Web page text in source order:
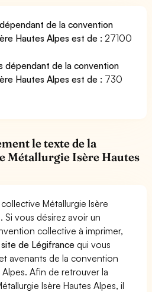
de la convention
Hautes Alpes est de : 27100
dépendant de la convention
Hautes Alpes est de : 730
le texte de la
Métallurgie Isère Hautes
Métallurgie Isère
. Si vous désirez avoir un
collective à imprimer,
de Légifrance qui vous
avenants de la convention
Afin de retrouver la
Isère Hautes Alpes, il